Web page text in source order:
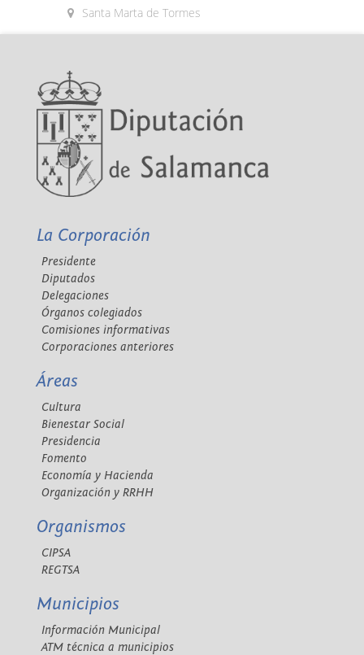
Santa Marta de Tormes
La Corporación
Presidente
Diputados
Delegaciones
Órganos colegiados
Comisiones informativas
Corporaciones anteriores
Áreas
Cultura
Bienestar Social
Presidencia
Fomento
Economía y Hacienda
Organización y RRHH
Organismos
CIPSA
REGTSA
Municipios
Información Municipal
ATM técnica a municipios